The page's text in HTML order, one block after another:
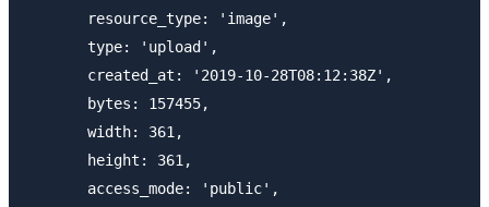
       resource_type: 'image',
       type: 'upload',
       created_at: '2019-10-28T08:12:38Z',
       bytes: 157455,
       width: 361,
       height: 361,
       access_mode: 'public',